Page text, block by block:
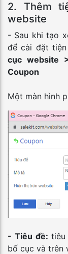
2. Thêm
website
- Sau khi tạo
để cài đặt tiện
cục website
Coupon
Một màn hình
- Tiêu đề:
bố cục và trên